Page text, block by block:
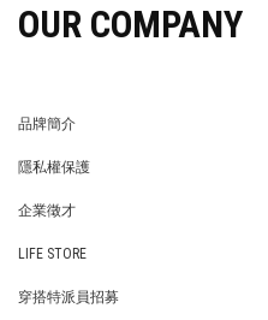
OUR COMPANY
品牌簡介
隱私權保護
企業徵才
LIFE STORE
穿搭特派員招募